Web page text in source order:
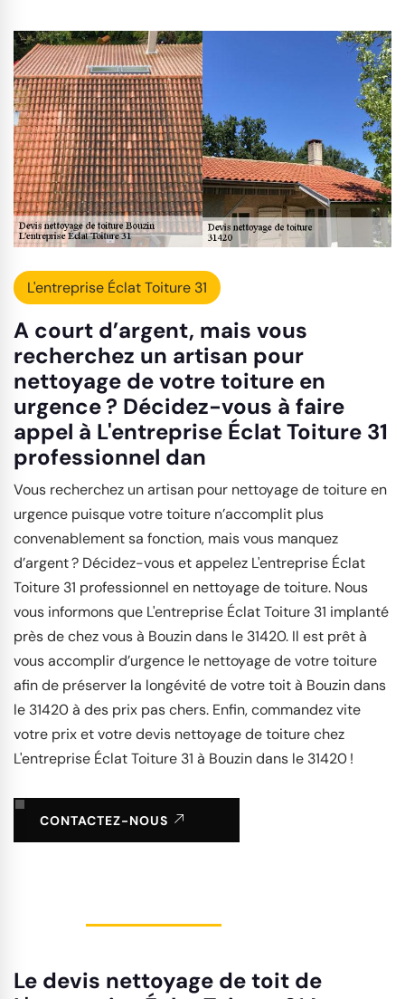
L'entreprise Éclat Toiture 31
A court d’argent, mais vous
recherchez un artisan pour
nettoyage de votre toiture en
urgence ? Décidez-vous à faire
appel à L'entreprise Éclat Toiture 31
professionnel dan
Vous recherchez un artisan pour nettoyage de toiture en
urgence puisque votre toiture n’accomplit plus
convenablement sa fonction, mais vous manquez
d’argent ? Décidez-vous et appelez L'entreprise Éclat
Toiture 31 professionnel en nettoyage de toiture. Nous
vous informons que L'entreprise Éclat Toiture 31 implanté
près de chez vous à Bouzin dans le 31420. Il est prêt à
vous accomplir d’urgence le nettoyage de votre toiture
afin de préserver la longévité de votre toit à Bouzin dans
le 31420 à des prix pas chers. Enfin, commandez vite
votre prix et votre devis nettoyage de toiture chez
L'entreprise Éclat Toiture 31 à Bouzin dans le 31420 !
CONTACTEZ-NOUS
Le devis nettoyage de toit de